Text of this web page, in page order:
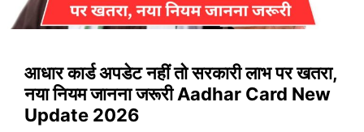
आधार कार्ड अपडेट नहीं तो सरकारी लाभ पर खतरा,
नया नियम जानना जरूरी Aadhar Card New
Update 2026